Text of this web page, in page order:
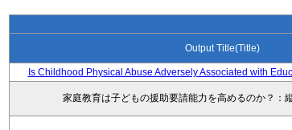
Output Title(Title)
Is Childhood Physical Abuse Adversely Associated with
家庭教育は子どもの援助要請能力を高めるのか？：